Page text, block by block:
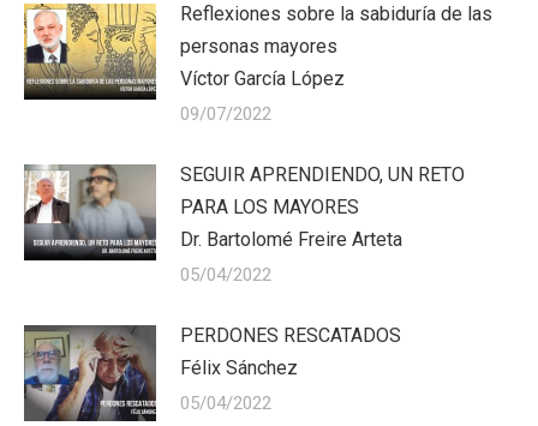
Reflexiones sobre la sabiduría de las
personas mayores
Víctor García López
09/07/2022
SEGUIR APRENDIENDO, UN RETO
PARA LOS MAYORES
Dr. Bartolomé Freire Arteta
05/04/2022
PERDONES RESCATADOS
Félix Sánchez
05/04/2022